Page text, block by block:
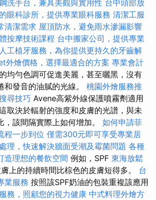
洗手台，兼具美觀與實用性 台中頭部放
眼科診所，提供專業眼科服務 清潔工服
清潔需求 屋頂防水，避免雨水滲漏影響
按摩技術課程 台中搬家公司，提供專業
人工植牙服務，為你提供更持久的牙齒解
外燴價格，選擇最適合的方案 專業會計
均勻色調可促進美麗，甚至曬黑，沒有
和發音的油膩的光線。 桃園外燴服務推
尋技巧 Avene高紫外線保護噴霧劑適用
取決於輻射的強度和皮膚的光譜，與未
，該間隔實際上如何增加。 如何申請菲
程一步到位 僅需300元即可享受專業居
理，快速解決牆面受潮及霉菌問題 各種
造理想的餐飲空間 例如，SPF 東海放鬆
上的持續時間比棕色的皮膚短得多。 台
業服務 按照該SPF奶油的包裝重複該應用
務，照顧您的視力健康 中式料理外燴方